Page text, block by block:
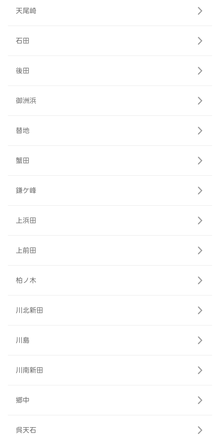
天尾崎
石田
後田
御洲浜
替地
蟹田
鎌ケ峰
上浜田
上前田
柏ノ木
川北新田
川島
川南新田
郷中
呉天石